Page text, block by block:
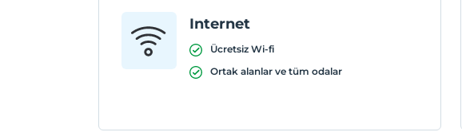
Internet
Ücretsiz Wi-fi
Ortak alanlar ve tüm odalar